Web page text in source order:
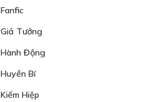
Fanfic
Giả Tưởng
Hành Động
Huyền Bí
Kiếm Hiệp